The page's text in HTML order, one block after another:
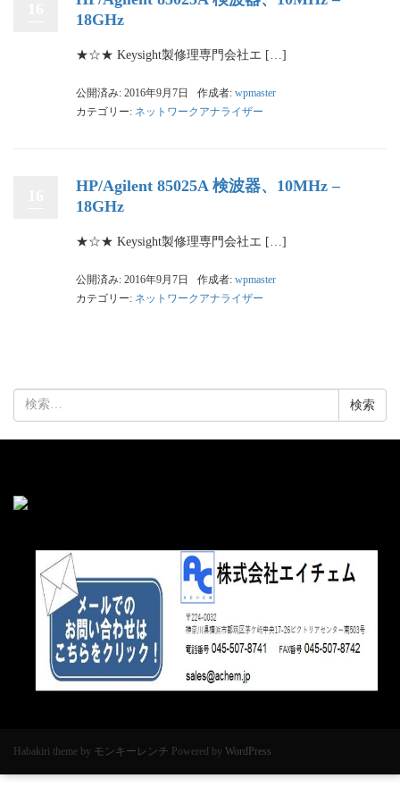
18GHz
★☆★ Keysight製修理専門会社エ […]
公開済み: 2016年9月7日 作成者: wpmaster
カテゴリー: ネットワークアナライザー
HP/Agilent 85025A 検波器、10MHz –
18GHz
★☆★ Keysight製修理専門会社エ […]
公開済み: 2016年9月7日 作成者: wpmaster
カテゴリー: ネットワークアナライザー
索:
Habakiri theme by モンキーレンチ Powered by WordPress